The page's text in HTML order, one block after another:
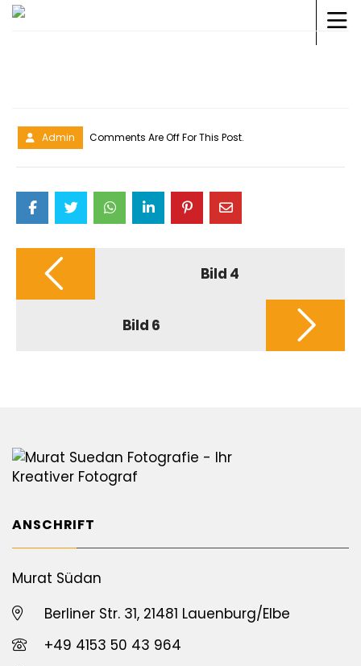
Admin Comments Are Off For This Post.
Post
navigation Bild 4
Bild 6
ANSCHRIFT
Murat Südan
Berliner Str. 31, 21481 Lauenburg/Elbe
+49 4153 50 43 964